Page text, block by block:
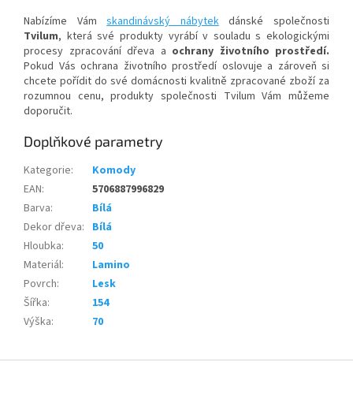
Nabízíme Vámskandinávský nábytekdánské společnosti
Tvilum, která své produkty vyrábí v souladu s ekologickými
procesy zpracování dřeva a ochrany životního prostředí.
Pokud Vás ochrana životního prostředí oslovuje a zároveň si
chcete pořídit do své domácnosti kvalitně zpracované zboží za
rozumnou cenu, produkty společnosti Tvilum Vám můžeme
doporučit.
Doplňkové parametry
Kategorie:
Komody
EAN:
5706887996829
Barva:
Bílá
Dekor dřeva: Bílá
Hloubka:
50
Materiál:
Lamino
Povrch:
Lesk
Šířka:
154
Výška: 70